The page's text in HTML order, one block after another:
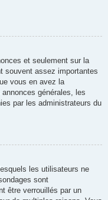
et seulement sur la
souvent assez importantes
vous en avez la
générales, les
par les administrateurs du
les utilisateurs ne
sont
être verrouillés par un